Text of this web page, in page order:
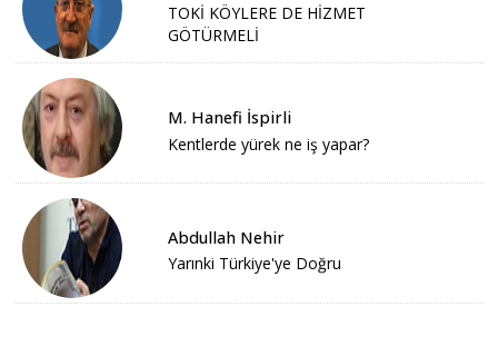
TOKİ KÖYLERE DE HİZMET
GÖTÜRMELİ
M. Hanefi İspirli
Kentlerde yürek ne iş yapar?
Abdullah Nehir
Yarınki Türkiye'ye Doğru